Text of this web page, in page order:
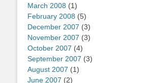
March 2008 (1)
February 2008 (5)
December 2007 (3)
November 2007 (3)
October 2007 (4)
September 2007 (3)
August 2007 (1)
June 2007 (2)